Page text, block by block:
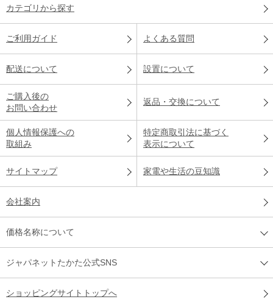
カテゴリから探す
ご利用ガイド よくある質問
配送について 設置について
ご購入後の
お問い合わせ
返品・交換について
個人情報保護への
取組み
特定商取引法に基づく
表示について
サイトマップ 家電や生活の豆知識
会社案内
価格名称について
ジャパネットたかた公式SNS
ショッピングサイトトップへ